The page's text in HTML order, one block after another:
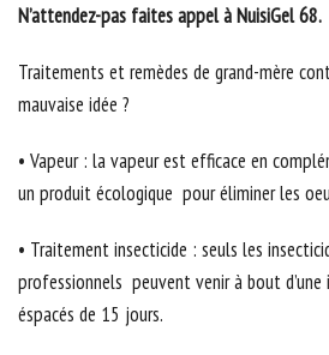
N’attendez-pas faites appel à NuisiGel 68.
Traitements et remèdes de grand-mère
mauvaise idée ?
• Vapeur : la vapeur est efficace en
un produit écologique pour éliminer les
• Traitement insecticide : seuls les
professionnels peuvent venir à bout
éspacés de 15 jours.